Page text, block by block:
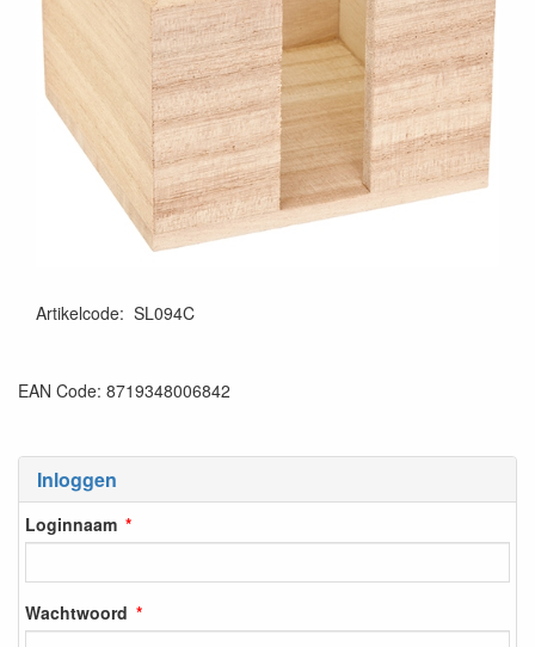
Inloggen
Loginnaam
Wachtwoord
Artikelcode: SL094C
EAN Code: 8719348006842